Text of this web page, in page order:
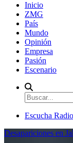
Inicio
ZMG
País
Mundo
Opinión
Empresa
Pasión
Escenario
Escucha
Desapariciones en